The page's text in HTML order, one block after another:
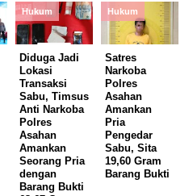
Hukum
Diduga Jadi
Lokasi
Transaksi
Sabu, Timsus
Anti Narkoba
Polres
Asahan
Amankan
Seorang Pria
dengan
Barang Bukti
Hukum
Satres
Narkoba
Polres
Asahan
Amankan
Pria
Pengedar
Sabu, Sita
19,60 Gram
Barang Bukti